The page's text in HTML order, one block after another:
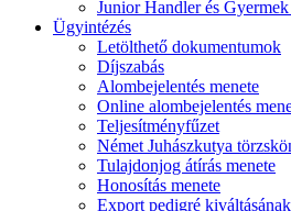
Junior Handler és
Ügyintézés
Letölthető dokumentumok
Díjszabás
Alombejelentés menete
Online alombejelentés
Teljesítményfűzet
Német Juhászkutya
Tulajdonjog átírás menete
Honosítás menete
Export pedigré